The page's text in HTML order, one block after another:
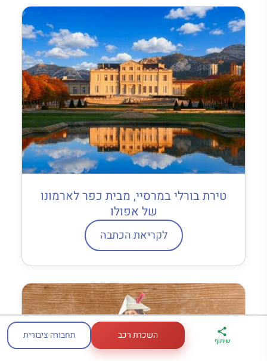
טירת בורלי במרסיי, מבית כפר לארמונו
של אפולו
לקריאת הכתבה
ארגז הכלים שלי
לטיול בצרפת
מדריך פריז
במתנה
דברו
איתי בווטסאפ
שיתוף השכרת רכב תחבורה ציבורית